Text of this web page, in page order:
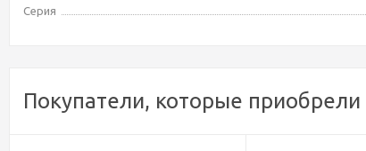
Серия
Покупатели, которые